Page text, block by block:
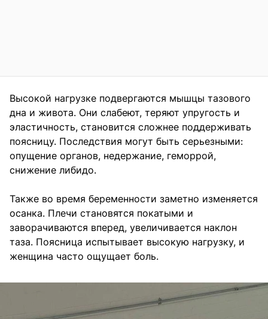
Высокой нагрузке подвергаются мышцы тазового
дна и живота. Они слабеют, теряют упругость и
эластичность, становится сложнее поддерживать
поясницу. Последствия могут быть серьезными:
опущение органов, недержание, геморрой,
снижение либидо.
Также во время беременности заметно изменяется
осанка. Плечи становятся покатыми и
заворачиваются вперед, увеличивается наклон
таза. Поясница испытывает высокую нагрузку, и
женщина часто ощущает боль.